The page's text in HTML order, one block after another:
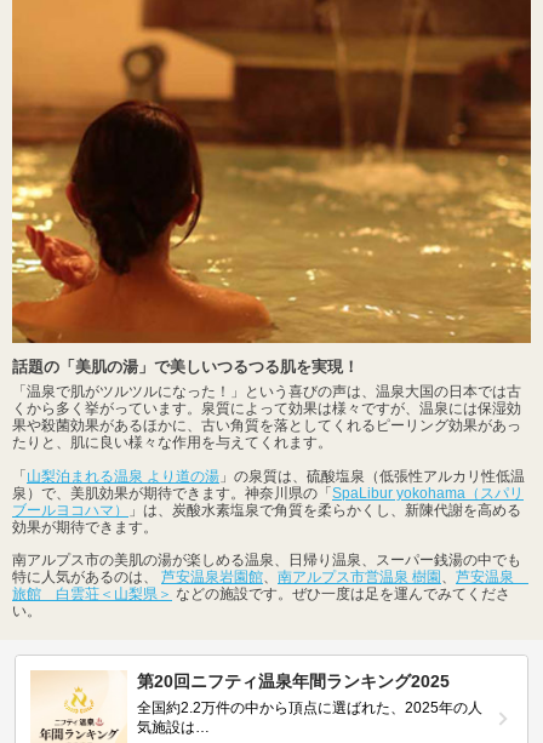
話題の「美肌の湯」で美しいつるつる肌を実現！
「温泉で肌がツルツルになった！」という喜びの声は、温泉大国の日本では古
くから多く挙がっています。泉質によって効果は様々ですが、温泉には保湿効
果や殺菌効果があるほかに、古い角質を落としてくれるピーリング効果があっ
たりと、肌に良い様々な作用を与えてくれます。
「山梨泊まれる温泉 より道の湯 」の泉質は、硫酸塩泉（低張性アルカリ性低温
泉）で、美肌効果が期待できます。神奈川県の「SpaLibur yokohama（スパリ
ブールヨコハマ）
」は、炭酸水素塩泉で角質を柔らかくし、新陳代謝を高める
効果が期待できます。
南アルプス市の美肌の湯が楽しめる温泉、日帰り温泉、スーパー銭湯の中でも
特に人気があるのは、 芦安温泉岩園館 南アルプス市営温泉 樹園
芦安温泉
旅館 白雲荘＜山梨県＞ などの施設です。ぜひ一度は足を運んでみてくださ
い。
第20回ニフティ温泉年間ランキング2025
全国約2.2万件の中から頂点に選ばれた、2025年の人
気施設は…